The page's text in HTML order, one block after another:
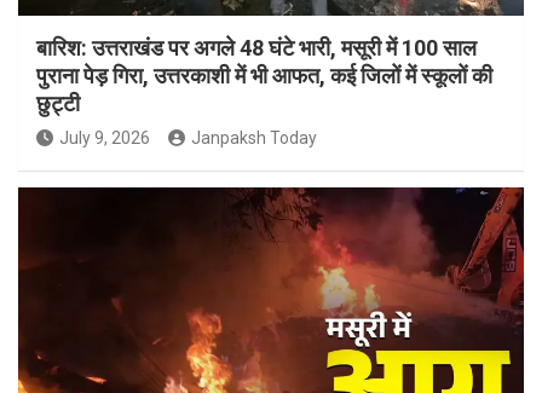
बारिश: उत्तराखंड पर अगले 48 घंटे भारी, मसूरी में 100 साल
पुराना पेड़ गिरा, उत्तरकाशी में भी आफत, कई जिलों में स्कूलों की
छुट्टी
July 9, 2026 Janpaksh Today